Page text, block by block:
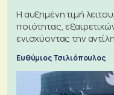
Η αυξημένη τιμή
ποιότητας,
ενισχύοντας την
Ευθύμιος Τσιλιόπουλος